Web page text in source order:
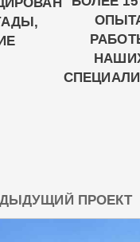
ПРОЕКТ